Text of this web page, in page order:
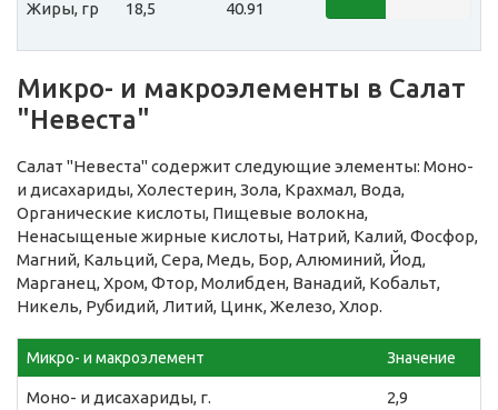
Жиры, гр 18,5 40.91
Микро- и макроэлементы в Салат
"Невеста"
Салат "Невеста" содержит следующие элементы: Моно-
и дисахариды, Холестерин, Зола, Крахмал, Вода,
Органические кислоты, Пищевые волокна,
Ненасыщеные жирные кислоты, Натрий, Калий, Фосфор,
Магний, Кальций, Сера, Медь, Бор, Алюминий, Йод,
Марганец, Хром, Фтор, Молибден, Ванадий, Кобальт,
Никель, Рубидий, Литий, Цинк, Железо, Хлор.
Микро- и макроэлемент Значение
Моно- и дисахариды, г. 2,9